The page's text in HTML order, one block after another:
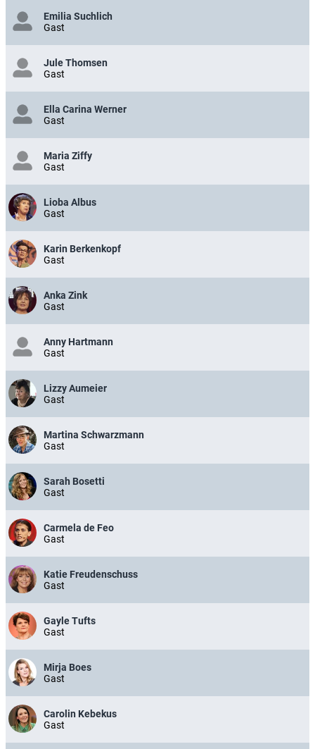
Emilia Suchlich
Gast
Jule Thomsen
Gast
Ella Carina Werner
Gast
Maria Ziffy
Gast
Lioba Albus
Gast
Karin Berkenkopf
Gast
Anka Zink
Gast
Anny Hartmann
Gast
Lizzy Aumeier
Gast
Martina Schwarzmann
Gast
Sarah Bosetti
Gast
Carmela de Feo
Gast
Katie Freudenschuss
Gast
Gayle Tufts
Gast
Mirja Boes
Gast
Carolin Kebekus
Gast